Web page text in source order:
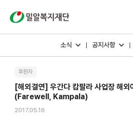
소식 공지사항
후원자
[해외결연] 우간다 캄팔라 사업장 해외
(Farewell, Kampala)
2017.05.16